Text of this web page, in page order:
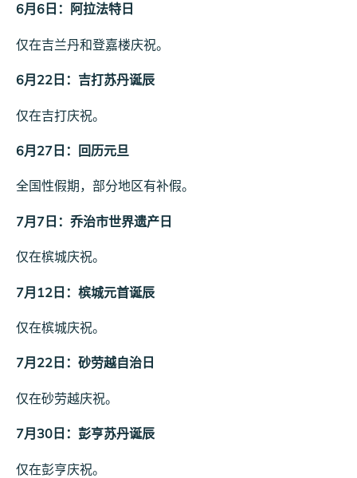
6月6日：阿拉法特日
仅在吉兰丹和登嘉楼庆祝。
6月22日：吉打苏丹诞辰
仅在吉打庆祝。
6月27日：回历元旦
全国性假期，部分地区有补假。
7月7日：乔治市世界遗产日
仅在槟城庆祝。
7月12日：槟城元首诞辰
仅在槟城庆祝。
7月22日：砂劳越自治日
仅在砂劳越庆祝。
7月30日：彭亨苏丹诞辰
仅在彭亨庆祝。